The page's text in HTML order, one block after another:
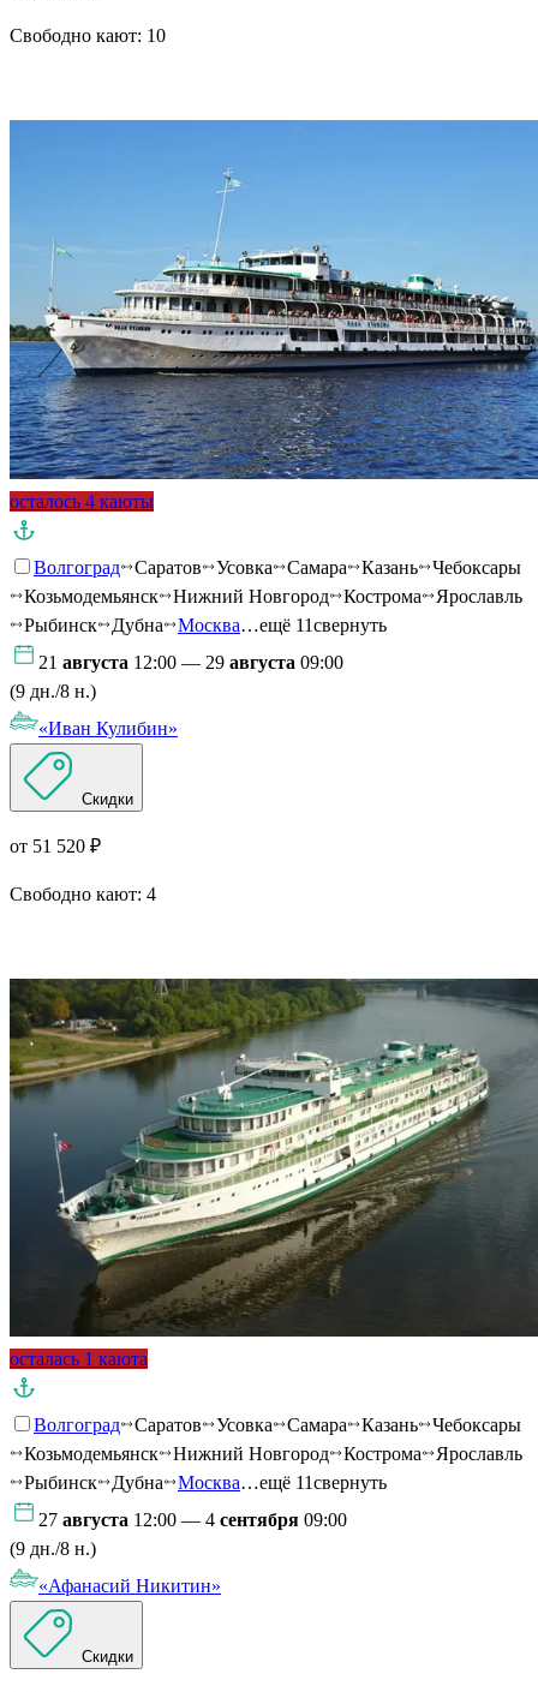
Свободно кают: 10
осталось 4 каюты
Волгоград Саратов Усовка Самара Казань
Чебоксары
Козьмодемьянск
Нижний Новгород Кострома
Ярославль
Рыбинск
Дубна Москва…ещё 11свернуть
21 августа 12:00 — 29 августа 09:00
(9 дн./8 н.)
«Иван Кулибин»
Скидки
от 51 520 ₽
Свободно кают: 4
осталась 1 каюта
Волгоград Саратов Усовка Самара Казань
Чебоксары
Козьмодемьянск
Нижний Новгород Кострома
Ярославль
Рыбинск
Дубна Москва…ещё 11свернуть
27 августа 12:00 — 4 сентября 09:00
(9 дн./8 н.)
«Афанасий Никитин»
Скидки